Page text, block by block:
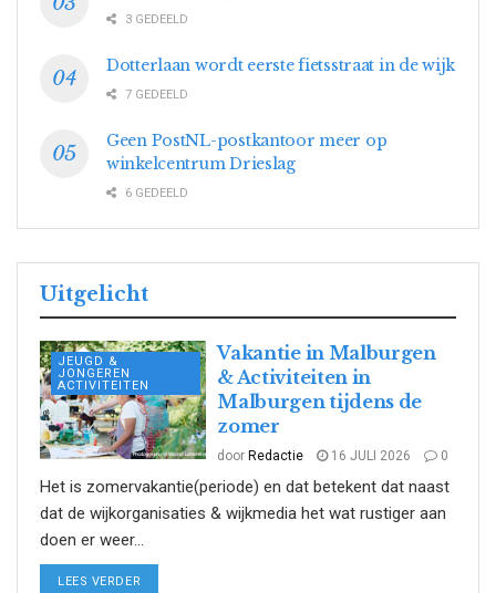
3 GEDEELD
Dotterlaan wordt eerste fietsstraat in de wijk
7 GEDEELD
Geen PostNL-postkantoor meer op
winkelcentrum Drieslag
6 GEDEELD
Uitgelicht
JEUGD &
JONGEREN
ACTIVITEITEN
Vakantie in Malburgen
& Activiteiten in
Malburgen tijdens de
zomer
door Redactie 16 JULI 2026 0
Het is zomervakantie(periode) en dat betekent dat naast
dat de wijkorganisaties & wijkmedia het wat rustiger aan
doen er weer...
LEES VERDER